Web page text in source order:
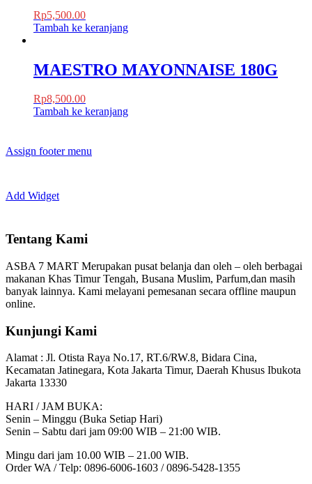
Rp5,500.00
Tambah ke keranjang
MAESTRO MAYONNAISE 180G
Rp8,500.00
Tambah ke keranjang
Assign footer menu
Add Widget
Tentang Kami
ASBA 7 MART Merupakan pusat belanja dan oleh – oleh berbagai
makanan Khas Timur Tengah, Busana Muslim, Parfum,dan masih
banyak lainnya. Kami melayani pemesanan secara offline maupun
online.
Kunjungi Kami
Alamat : Jl. Otista Raya No.17, RT.6/RW.8, Bidara Cina,
Kecamatan Jatinegara, Kota Jakarta Timur, Daerah Khusus Ibukota
Jakarta 13330
HARI / JAM BUKA:
Senin – Minggu (Buka Setiap Hari)
Senin – Sabtu dari jam 09:00 WIB – 21:00 WIB.
Mingu dari jam 10.00 WIB – 21.00 WIB.
Order WA / Telp: 0896-6006-1603 / 0896-5428-1355